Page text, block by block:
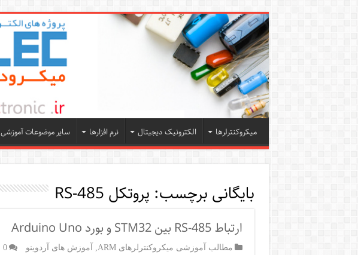
میکروکنترلرها الکترونیک دیجیتال نرم افزارها سایر موضوعات آموزشی
بایگانی برچسب: پروتکل RS-485
ارتباط RS-485 بین STM32 و بورد Arduino Uno
مطالب آموزشی میکروکنترلرهای ARM ,آموزش های آردوینو 0